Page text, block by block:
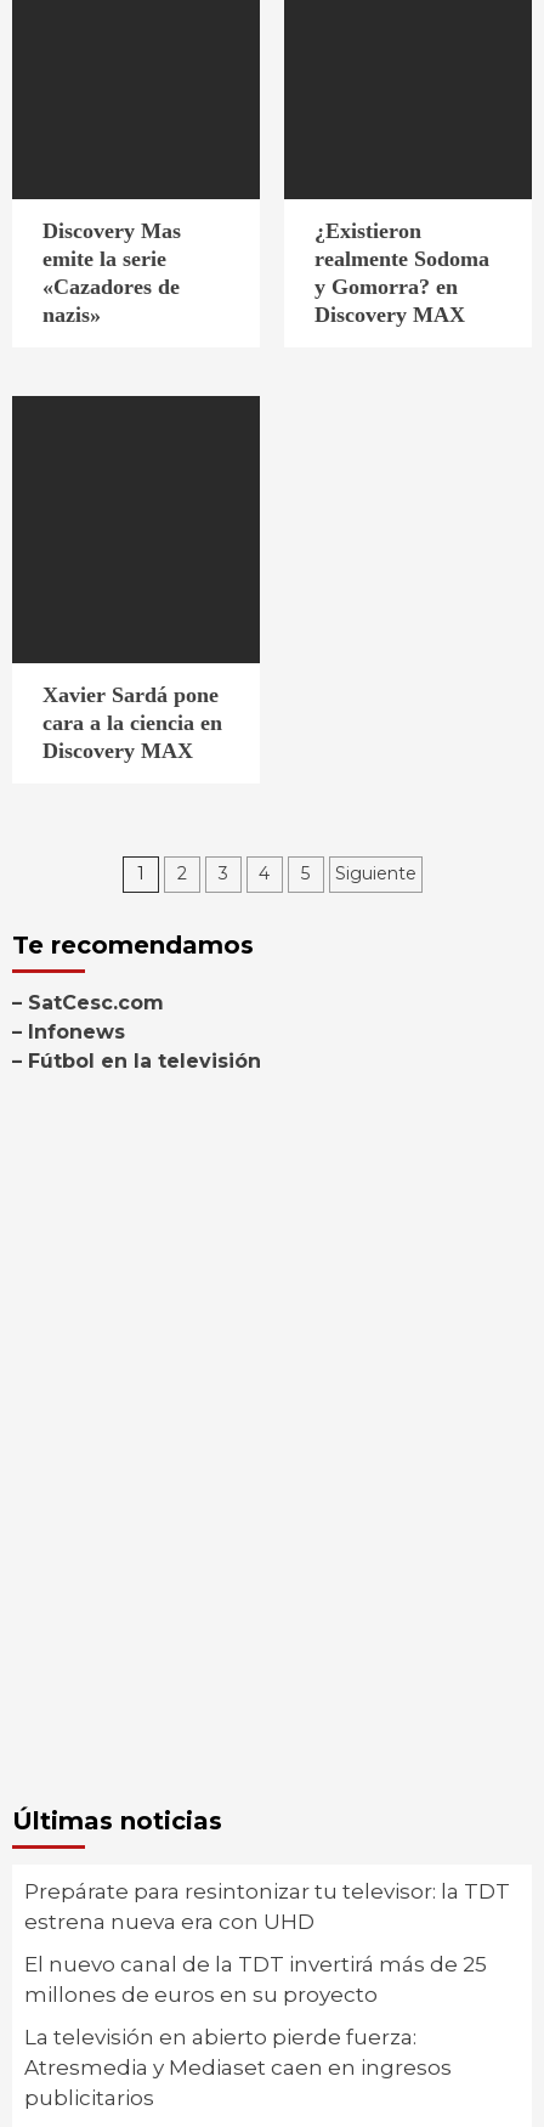
Discovery Mas
emite la serie
«Cazadores de
nazis»
¿Existieron
realmente Sodoma
y Gomorra? en
Discovery MAX
Xavier Sardá pone
cara a la ciencia en
Discovery MAX
Paginación
1 2 3 4 5 Siguiente
Te recomendamos
– SatCesc.com
– Infonews
– Fútbol en la televisión
Últimas noticias
Prepárate para resintonizar tu televisor: la TDT
estrena nueva era con UHD
El nuevo canal de la TDT invertirá más de 25
millones de euros en su proyecto
La televisión en abierto pierde fuerza:
Atresmedia y Mediaset caen en ingresos
publicitarios